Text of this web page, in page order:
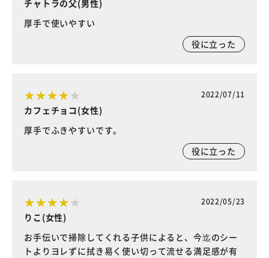
チャトラの父(男性)
厚手で使いやすい
役に立った
2022/07/11
カフェチョコ(女性)
厚手でふきやすいです。
役に立った
2022/05/23
りこ(女性)
お手伝いで掃除してくれる子供によると、今迄のシー
トよりヨレずに拭き易く使い切って流せる満足感が有